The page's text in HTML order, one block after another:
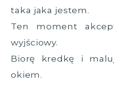
taka jaka jestem.
Ten moment
wyjściowy.
Biorę kredkę i
okiem.